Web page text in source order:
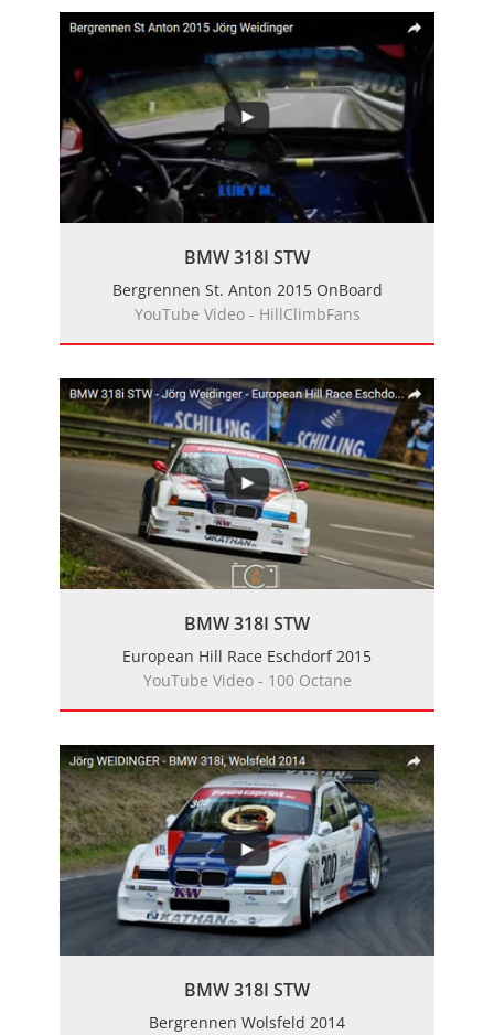
BMW 318I STW
Bergrennen St. Anton 2015 OnBoard
YouTube Video - HillClimbFans
BMW 318I STW
European Hill Race Eschdorf 2015
YouTube Video - 100 Octane
BMW 318I STW
Bergrennen Wolsfeld 2014